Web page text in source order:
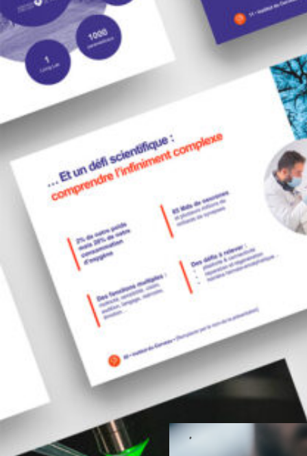
Graphisme pour
compagnie de
spectacle vivant
Culture